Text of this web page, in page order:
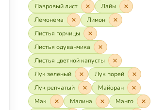
Лавровый лист
Лайм
Лемонема
Лимон
Листья горчицы
Листья одуванчика
Листья цветной капусты
Лук зелёный
Лук порей
Лук репчатый
Майоран
Мак
Малина
Манго